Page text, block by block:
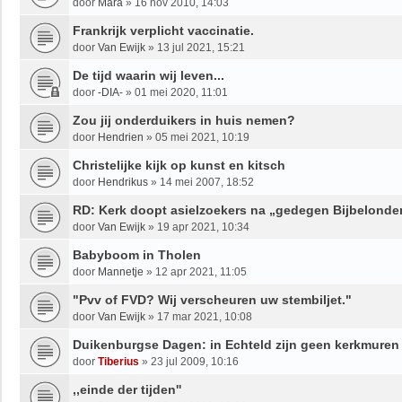
door Mara » 16 nov 2010, 14:03
Frankrijk verplicht vaccinatie.
door Van Ewijk » 13 jul 2021, 15:21
De tijd waarin wij leven...
door -DIA- » 01 mei 2020, 11:01
Zou jij onderduikers in huis nemen?
door Hendrien » 05 mei 2021, 10:19
Christelijke kijk op kunst en kitsch
door Hendrikus » 14 mei 2007, 18:52
RD: Kerk doopt asielzoekers na „gedegen
door Van Ewijk » 19 apr 2021, 10:34
Babyboom in Tholen
door Mannetje » 12 apr 2021, 11:05
"Pvv of FVD? Wij verscheuren uw stembiljet."
door Van Ewijk » 17 mar 2021, 10:08
Duikenburgse Dagen: in Echteld zijn geen kerkmuren
door Tiberius » 23 jul 2009, 10:16
,,einde der tijden''